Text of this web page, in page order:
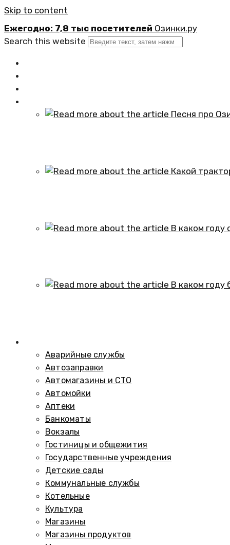
Skip to content
Ежегодно: 7,8 тыс посетителей Озинки.ру
Search this website
Аварийные службы
Автозаправки
Автомагазины и СТО
Автомойки
Аптеки
Банкоматы
Вокзалы
Гостиницы и общежития
Государственные учреждения
Детские сады
Коммунальные службы
Котельные
Культура
Магазины
Магазины продуктов